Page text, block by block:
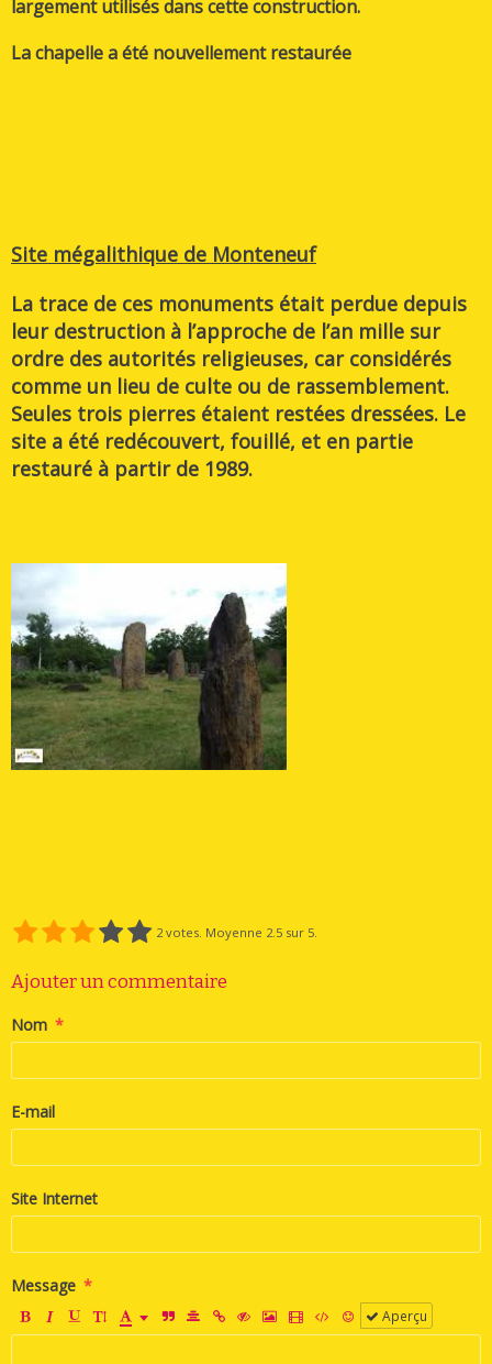
largement utilisés dans cette construction.
La chapelle a été nouvellement restaurée
Site mégalithique de Monteneuf
La trace de ces monuments était perdue depuis
leur destruction à l’approche de l’an mille sur
ordre des autorités religieuses, car considérés
comme un lieu de culte ou de rassemblement.
Seules trois pierres étaient restées dressées. Le
site a été redécouvert, fouillé, et en partie
restauré à partir de 1989.
2 votes. Moyenne 2.5 sur 5.
Ajouter un commentaire
Nom
E-mail
Site Internet
Message
Aperçu